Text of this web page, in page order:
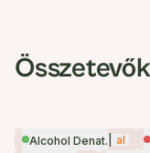
Összetevők
Alcohol Denat. al